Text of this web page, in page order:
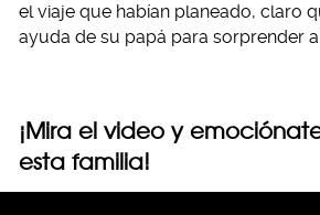
el viaje que habían planeado, claro
ayuda de su papá para sorprender
¡Mira el video y
esta familia!